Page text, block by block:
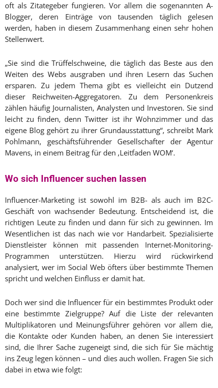
oft als Zitategeber fungieren. Vor allem die sogenannten A-
Blogger, deren Einträge von tausenden täglich gelesen
werden, haben in diesem Zusammenhang einen sehr hohen
Stellenwert.
„Sie sind die Trüffelschweine, die täglich das Beste aus den
Weiten des Webs ausgraben und ihren Lesern das Suchen
ersparen. Zu jedem Thema gibt es vielleicht ein Dutzend
dieser Reichweiten-Aggregatoren. Zu dem Personenkreis
zählen häufig Journalisten, Analysten und Investoren. Sie sind
leicht zu finden, denn Twitter ist ihr Wohnzimmer und das
eigene Blog gehört zu ihrer Grundausstattung“, schreibt Mark
Pohlmann, geschäftsführender Gesellschafter der Agentur
Mavens, in einem Beitrag für den ‚Leitfaden WOM‘.
Wo sich Influencer suchen lassen
Influencer-Marketing ist sowohl im B2B- als auch im B2C-
Geschäft von wachsender Bedeutung. Entscheidend ist, die
richtigen Leute zu finden und dann für sich zu gewinnen. Im
Wesentlichen ist das nach wie vor Handarbeit. Spezialisierte
Dienstleister können mit passenden Internet-Monitoring-
Programmen unterstützen. Hierzu wird rückwirkend
analysiert, wer im Social Web öfters über bestimmte Themen
spricht und welchen Einfluss er damit hat.
Doch wer sind die Influencer für ein bestimmtes Produkt oder
eine bestimmte Zielgruppe? Auf die Liste der relevanten
Multiplikatoren und Meinungsführer gehören vor allem die,
die Kontakte oder Kunden haben, an denen Sie interessiert
sind, die Ihrer Sache zugeneigt sind, die sich für Sie mächtig
ins Zeug legen können – und dies auch wollen. Fragen Sie sich
dabei in etwa wie folgt: